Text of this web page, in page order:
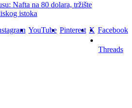
Nafta na 80 dolara, tržište
istoka
Facebook
X
Pinterest
YouTube
Threads